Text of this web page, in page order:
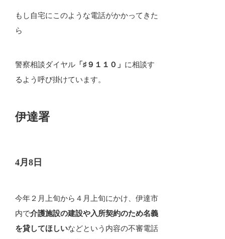
もし自宅にこのような電話がかかってきた
ら
警察相談ダイヤル 「♯９１１０」 に相談す
るよう呼び掛けています。
伊達署
4月8日
今年２月上旬から４月上旬にかけ、伊達市
内で介護施設の建設や入所契約のため名義
を貸してほしいなどという内容の不審電話